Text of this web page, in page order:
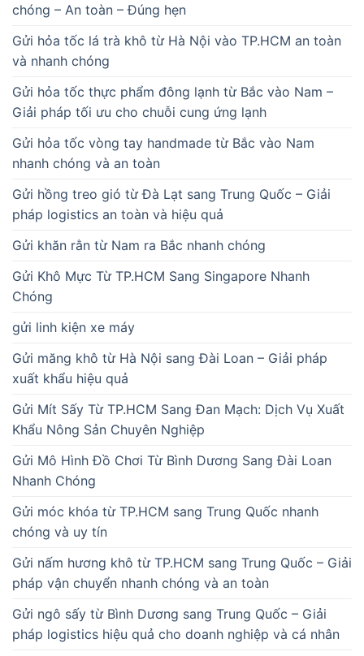
chóng – An toàn – Đúng hẹn
Gửi hỏa tốc lá trà khô từ Hà Nội vào TP.HCM an toàn
và nhanh chóng
Gửi hỏa tốc thực phẩm đông lạnh từ Bắc vào Nam –
Giải pháp tối ưu cho chuỗi cung ứng lạnh
Gửi hỏa tốc vòng tay handmade từ Bắc vào Nam
nhanh chóng và an toàn
Gửi hồng treo gió từ Đà Lạt sang Trung Quốc – Giải
pháp logistics an toàn và hiệu quả
Gửi khăn rằn từ Nam ra Bắc nhanh chóng
Gửi Khô Mực Từ TP.HCM Sang Singapore Nhanh
Chóng
gửi linh kiện xe máy
Gửi măng khô từ Hà Nội sang Đài Loan – Giải pháp
xuất khẩu hiệu quả
Gửi Mít Sấy Từ TP.HCM Sang Đan Mạch: Dịch Vụ Xuất
Khẩu Nông Sản Chuyên Nghiệp
Gửi Mô Hình Đồ Chơi Từ Bình Dương Sang Đài Loan
Nhanh Chóng
Gửi móc khóa từ TP.HCM sang Trung Quốc nhanh
chóng và uy tín
Gửi nấm hương khô từ TP.HCM sang Trung Quốc – Giải
pháp vận chuyển nhanh chóng và an toàn
Gửi ngô sấy từ Bình Dương sang Trung Quốc – Giải
pháp logistics hiệu quả cho doanh nghiệp và cá nhân